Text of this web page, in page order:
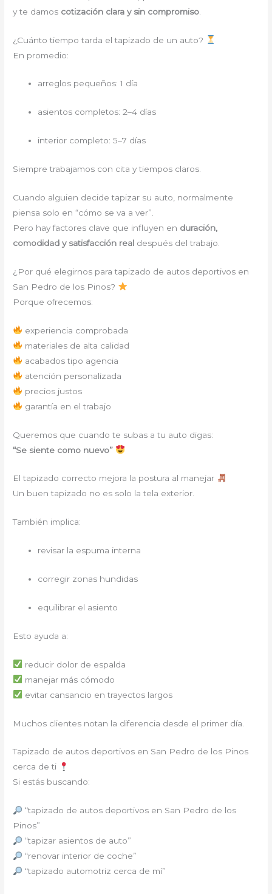
y te damos cotización clara y sin compromiso
¿Cuánto tiempo tarda el tapizado de un auto?
En promedio:
arreglos pequeños: 1 día
asientos completos: 2–4 días
interior completo: 5–7 días
Siempre trabajamos con cita y tiempos claros.
Cuando alguien decide tapizar su auto, normalmente
piensa solo en “cómo se va a ver”.
Pero hay factores clave que influyen en duración,
comodidad y satisfacción real después del trabajo.
¿Por qué elegirnos para tapizado de autos deportivos en
San Pedro de los Pinos?
Porque ofrecemos:
experiencia comprobada
materiales de alta calidad
acabados tipo agencia
atención personalizada
precios justos
garantía en el trabajo
Queremos que cuando te subas a tu auto digas:
“Se siente como nuevo”
El tapizado correcto mejora la postura al manejar
Un buen tapizado no es solo la tela exterior.
También implica:
revisar la espuma interna
corregir zonas hundidas
equilibrar el asiento
Esto ayuda a:
reducir dolor de espalda
manejar más cómodo
evitar cansancio en trayectos largos
Muchos clientes notan la diferencia desde el primer día.
Tapizado de autos deportivos en San Pedro de los Pinos
cerca de ti
Si estás buscando:
“tapizado de autos deportivos en San Pedro de los
Pinos”
“tapizar asientos de auto”
“renovar interior de coche”
“tapizado automotriz cerca de mí”